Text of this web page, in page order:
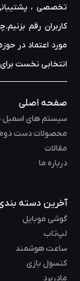
تخصصی ، پشتیبانی
کاربران رقم
مورد اعتماد در
انتخابی نخست
صفحه اصلی
سیستم های اسمبل
محصولات دست
مقالات
درباره ما
آخرین دسته
گوشی موبایل
لپ‌تاب
ساعت هوشمند
کنسول بازی
مادربرد